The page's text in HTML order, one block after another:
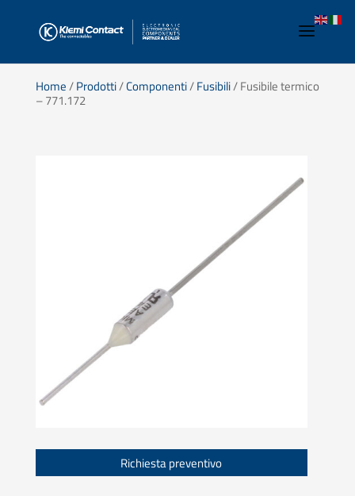
Home/Prodotti/Componenti/Fusibili/ Fusibile termico
– 771.172
Richiesta preventivo